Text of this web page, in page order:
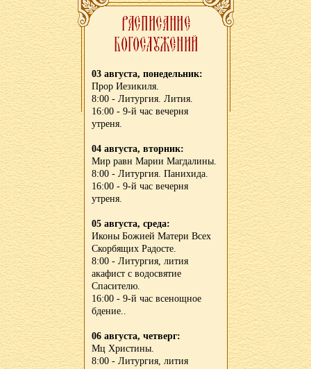
03 августа, понедельник:
Прор Иезикиля.
8:00 - Литургия. Лития.
16:00 - 9-й час вечерня
утреня.
04 августа, вторник:
Мир равн Марии Магдалины.
8:00 - Литургия. Панихида.
16:00 - 9-й час вечерня
утреня.
05 августа, среда:
Иконы Божией Матери Всех
Скорбящих Радосте.
8:00 - Литургия, лития
акафист с водосвятие
Спасителю.
16:00 - 9-й час всенощное
бдение..
06 августа, четверг:
Мц Христины.
8:00 - Литургия, лития